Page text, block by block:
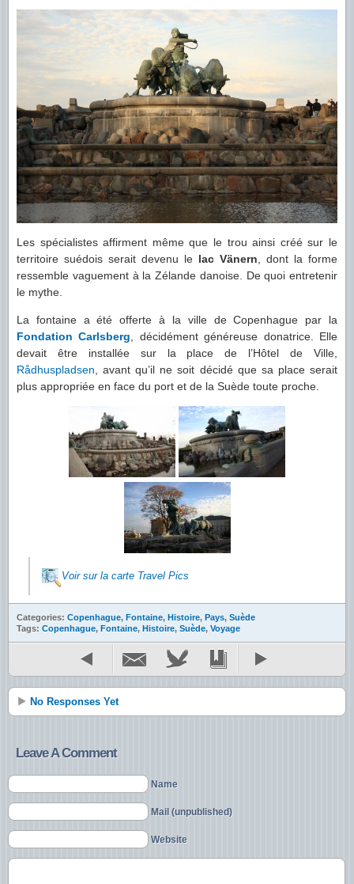
Les spécialistes affirment même que le trou ainsi créé sur le
territoire suédois serait devenu le lac Vänern , dont la forme
ressemble vaguement à la Zélande danoise. De quoi entretenir
le mythe.
La fontaine a été offerte à la ville de Copenhague par la
Fondation Carlsberg , décidément généreuse donatrice. Elle
devait être installée sur la place de l’Hôtel de Ville,
Rådhuspladsen , avant qu’il ne soit décidé que sa place serait
plus appropriée en face du port et de la Suède toute proche.
Voir sur la carte Travel Pics
Categories: Copenhague, Fontaine, Histoire, Pays, Suède
Tags: Copenhague, Fontaine, Histoire, Suède, Voyage
No Responses Yet
Leave A Comment
Name
Mail (unpublished)
Website